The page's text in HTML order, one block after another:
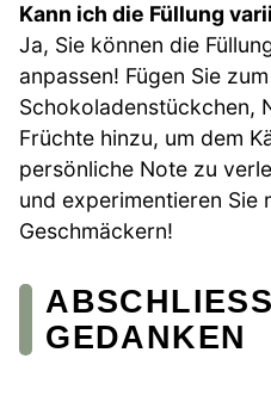
Kann ich die Füllung
Ja, Sie können die
anpassen! Fügen Sie
Schokoladenstückchen,
Früchte hinzu, um dem
persönliche Note zu
und experimentieren Sie
Geschmäckern!
EDANKEN